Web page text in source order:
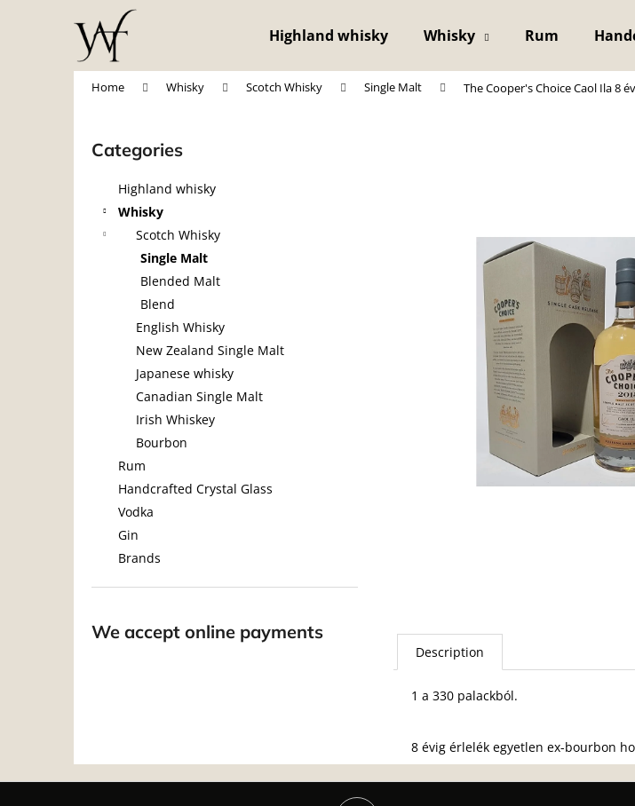
Highland whisky Whisky Rum
Home Whisky Scotch Whisky Single Malt The Cooper's Choice Caol Ila 8
Skip
categories
Categories
Highland whisky
Whisky
Scotch Whisky
Single Malt
Blended Malt
Blend
English Whisky
New Zealand Single Malt
Japanese whisky
Canadian Single Malt
Irish Whiskey
Bourbon
Rum
Handcrafted Crystal Glass
Vodka
Gin
Brands
We accept online payments
Description
1 a 330 palackból.
8 évig érlelék egyetlen ex-bourbon
Back
shopping
Back
shopping
What are you looking